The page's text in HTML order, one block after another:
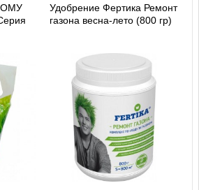
ОМУ
Удобрение Фертика Ремонт
газона весна-лето (800 гр)